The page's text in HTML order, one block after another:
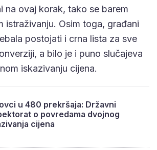
na ovaj korak, tako se barem
istraživanju. Osim toga, građani
postojati i crna lista za sve
a bilo je i puno slučajeva
iskazivanju cijena.
u 480 prekršaja: Državni
o povredama dvojnog
cijena